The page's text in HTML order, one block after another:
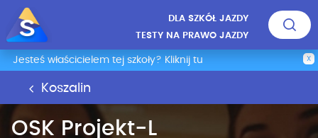
DLA SZKÓŁ JAZDY
TESTY NA PRAWO JAZDY
Jesteś właścicielem tej szkoły? Kliknij tu X
Koszalin
OSK Projekt-L